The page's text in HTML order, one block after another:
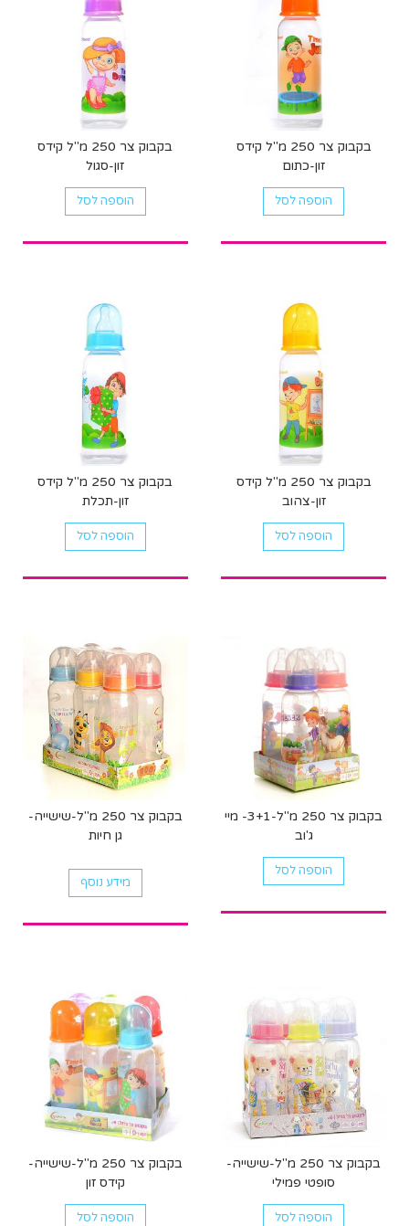
בקבוק צר 250 מ"ל קידס
זון-כתום
הוספה לסל
בקבוק צר 250 מ"ל קידס
זון-סגול
הוספה לסל
בקבוק צר 250 מ"ל קידס
זון-צהוב
הוספה לסל
בקבוק צר 250 מ"ל קידס
זון-תכלת
הוספה לסל
בקבוק צר 250 מ"ל-3+1- מיי
ג'וב
הוספה לסל
בקבוק צר 250 מ"ל-שישייה-
גן חיות
מידע נוסף
בקבוק צר 250 מ"ל-שישייה-
סופטי פמילי
הוספה לסל
בקבוק צר 250 מ"ל-שישייה-
קידס זון
הוספה לסל